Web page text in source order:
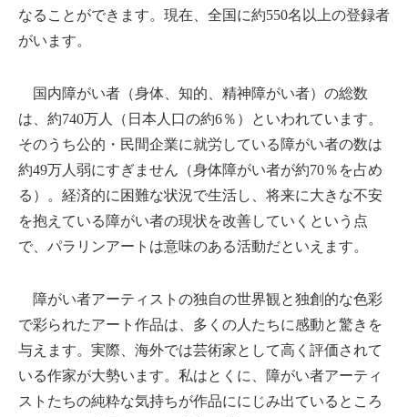
なることができます。現在、全国に約550名以上の登録者
がいます。
国内障がい者（身体、知的、精神障がい者）の総数
は、約740万人（日本人口の約6％）といわれています。
そのうち公的・民間企業に就労している障がい者の数は
約49万人弱にすぎません（身体障がい者が約70％を占め
る）。経済的に困難な状況で生活し、将来に大きな不安
を抱えている障がい者の現状を改善していくという点
で、パラリンアートは意味のある活動だといえます。
障がい者アーティストの独自の世界観と独創的な色彩
で彩られたアート作品は、多くの人たちに感動と驚きを
与えます。実際、海外では芸術家として高く評価されて
いる作家が大勢います。私はとくに、障がい者アーティ
ストたちの純粋な気持ちが作品ににじみ出ているところ